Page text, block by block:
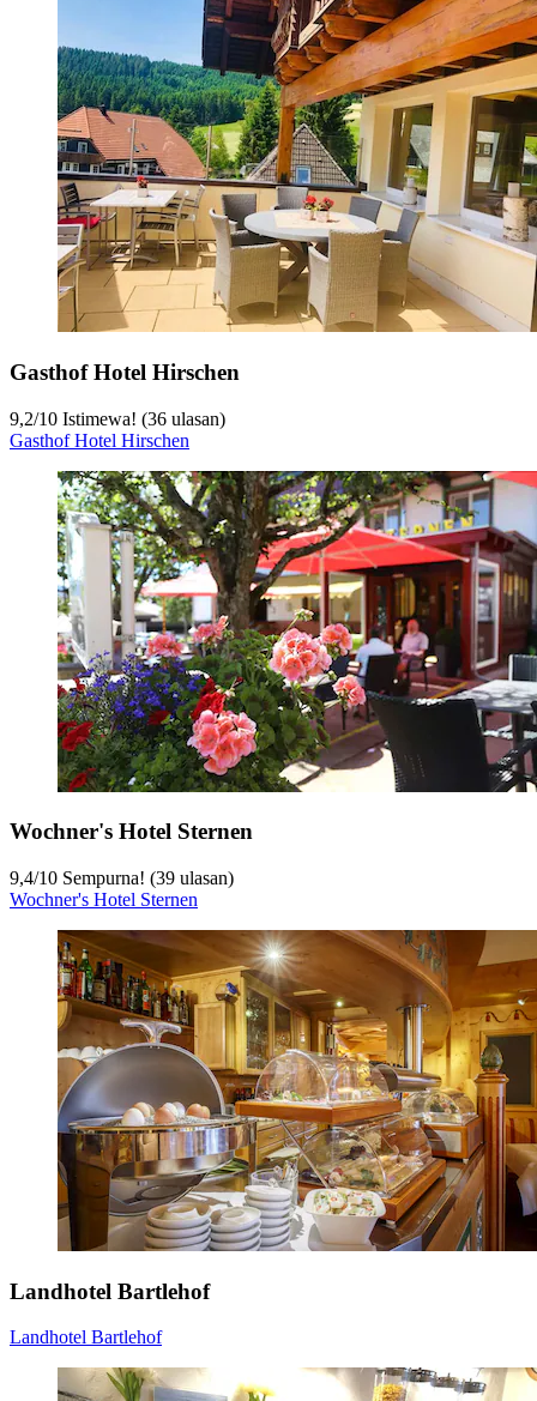
Gasthof Hotel Hirschen
9,2/10 Istimewa! (36 ulasan)
Gasthof Hotel Hirschen
Wochner's Hotel Sternen
9,4/10 Sempurna! (39 ulasan)
Wochner's Hotel Sternen
Landhotel Bartlehof
Landhotel Bartlehof